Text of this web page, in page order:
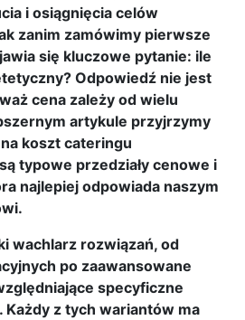
i osiągnięcia celów
zanim zamówimy pierwsze
się kluczowe pytanie: ile
Odpowiedź nie jest
cena zależy od wielu
artykule przyjrzymy
koszt cateringu
typowe przedziały cenowe i
najlepiej odpowiada naszym
wachlarz rozwiązań, od
po zaawansowane
specyficzne
z tych wariantów ma